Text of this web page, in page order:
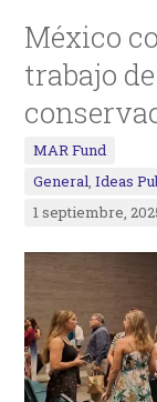
México
trabajo
MAR Fund
General,Ideas
1 septiembre,